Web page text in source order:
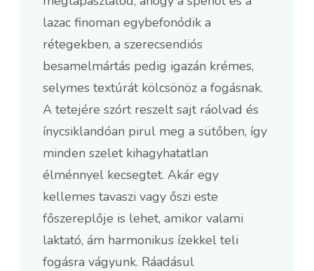
lazac finoman egybefonódik a
rétegekben, a szerecsendiós
besamelmártás pedig igazán krémes,
selymes textúrát kölcsönöz a fogásnak.
A tetejére szórt reszelt sajt ráolvad és
ínycsiklandóan pirul meg a sütőben, így
minden szelet kihagyhatatlan
élménnyel kecsegtet. Akár egy
kellemes tavaszi vagy őszi este
főszereplője is lehet, amikor valami
laktató, ám harmonikus ízekkel teli
fogásra vágyunk. Ráadásul